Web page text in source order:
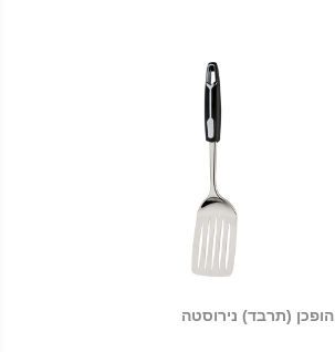
הופכן (תרבד) נירוסטה